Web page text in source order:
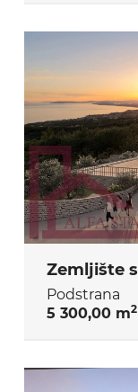
Podstrana
5 300,00 m2